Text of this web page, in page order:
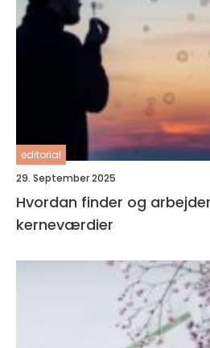
editorial
29. September 2025
Hvordan finder og
kerneværdier